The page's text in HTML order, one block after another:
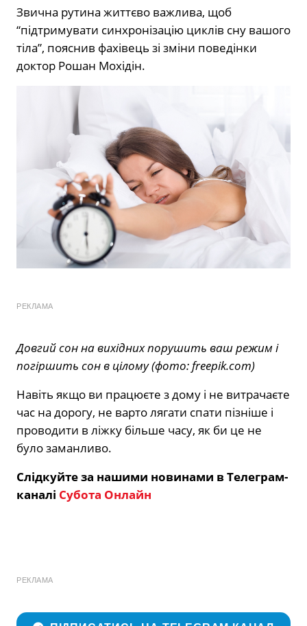
Звична рутина життєво важлива, щоб
“підтримувати синхронізацію циклів сну вашого
тіла”, пояснив фахівець зі зміни поведінки
доктор Рошан Мохідін.
РЕКЛАМА
Довгий сон на вихідних порушить ваш режим і
погіршить сон в цілому (фото: freepik.com)
Навіть якщо ви працюєте з дому і не витрачаєте
час на дорогу, не варто лягати спати пізніше і
проводити в ліжку більше часу, як би це не
було заманливо.
Слідкуйте за нашими новинами в Телеграм-
каналі Субота Онлайн
РЕКЛАМА